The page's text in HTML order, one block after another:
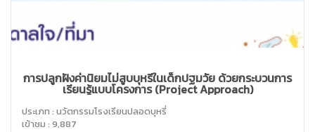
การปลูกฝังค่านิยมไม่สูบบุหรี่ในเด็กปฐมวัย ด้วยกระบวนการ
เรียนรู้แบบโครงการ (Project Approach)
ประเภท : นวัตกรรมโรงเรียนปลอดบุหรี่
เข้าชม : 9,887